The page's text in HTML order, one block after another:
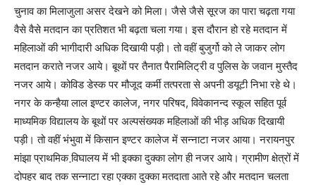
चुनाव का मिलाजुला असर देखने को मिला। जैसे जैसे सूरज का पारा चढ़ता गया
वैसे वैसे मतदान का प्रतिशत भी बढ़ता चला गया। इस दौरान हो रहे मतदान में
महिलाओं की भागीदारी अधिक दिखायी पड़ी। तो वहीं बुजुर्गो को ले जाकर लोग
मतदान कराते नजर आये। बूथों पर तैनात पैरामिलिट्री व पुलिस के जवान मुस्तैद
नजर आये। कोविड डेस्क पर मौजूद कर्मी तत्परता से अपनी डयूटी निभा रहे थे।
नगर के कन्हैया लाल इण्टर कालेज, नगर परिषद, विवेकानन्द स्कूल सहित पूर्व
माध्यमिक विद्यालय के बूथों पर अल्पसंख्यक महिलाओं की भीड़ अधिक दिखायी
पड़ी। तो वहीं भंभुवा में किसान इण्टर कालेज में सन्नाटा नजर आया। नरायनपुर
मांझा प्राथमिक वि़घालय में भी इक्का दुक्का लोग ही नजर आये। ग्रामीण क्षेत्रों में
दोपहर बाद तक सन्नाटा रहा एक्का दुक्का मतदाता आते रहे और मतदान चलता